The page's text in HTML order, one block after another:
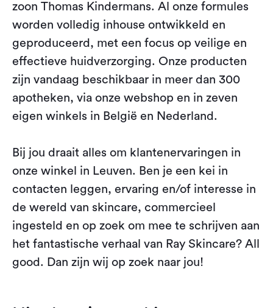
zoon Thomas Kindermans. Al onze formules
worden volledig inhouse ontwikkeld en
geproduceerd, met een focus op veilige en
effectieve huidverzorging. Onze producten
zijn vandaag beschikbaar in meer dan 300
apotheken, via onze webshop en in zeven
eigen winkels in België en Nederland.
Bij jou draait alles om klantenervaringen in
onze winkel in Leuven. Ben je een kei in
contacten leggen, ervaring en/of interesse in
de wereld van skincare, commercieel
ingesteld en op zoek om mee te schrijven aan
het fantastische verhaal van Ray Skincare? All
good. Dan zijn wij op zoek naar jou!